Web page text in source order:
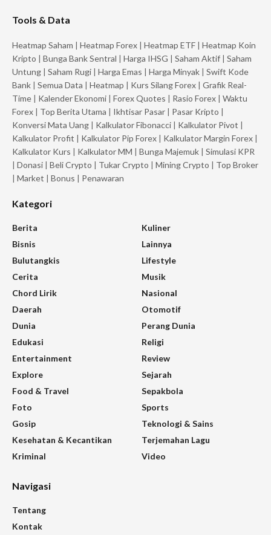
Tools & Data
Heatmap Saham | Heatmap Forex | Heatmap ETF | Heatmap Koin
Kripto | Bunga Bank Sentral | Harga IHSG | Saham Aktif | Saham
Untung | Saham Rugi | Harga Emas | Harga Minyak | Swift Kode
Bank | Semua Data | Heatmap | Kurs Silang Forex | Grafik Real-
Time | Kalender Ekonomi | Forex Quotes | Rasio Forex | Waktu
Forex | Top Berita Utama | Ikhtisar Pasar | Pasar Kripto |
Konversi Mata Uang | Kalkulator Fibonacci | Kalkulator Pivot |
Kalkulator Profit | Kalkulator Pip Forex | Kalkulator Margin Forex |
Kalkulator Kurs | Kalkulator MM | Bunga Majemuk | Simulasi KPR
| Donasi | Beli Crypto | Tukar Crypto | Mining Crypto | Top Broker
| Market | Bonus | Penawaran
Kategori
Berita
Bisnis
Bulutangkis
Cerita
Chord Lirik
Daerah
Dunia
Edukasi
Entertainment
Explore
Food & Travel
Foto
Gosip
Kesehatan & Kecantikan
Kriminal
Kuliner
Lainnya
Lifestyle
Musik
Nasional
Otomotif
Perang Dunia
Religi
Review
Sejarah
Sepakbola
Sports
Teknologi & Sains
Terjemahan Lagu
Video
Navigasi
Tentang
Kontak